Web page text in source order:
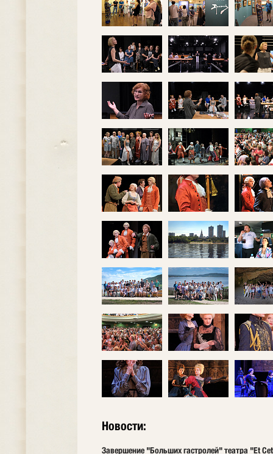
Новости:
Завершение "Больших гастролей" театра "Et